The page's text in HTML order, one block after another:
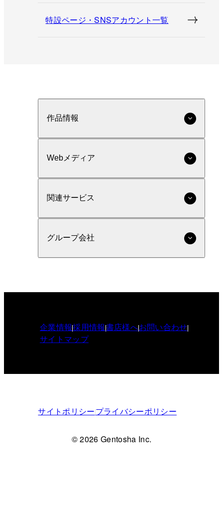
特設ページ・SNSアカウント一覧
作品情報
Webメディア
関連サービス
グループ会社
企業情報採用情報書店様へお問い合わせ
サイトマップ
サイトポリシープライバシーポリシー
© 2026 Gentosha Inc.